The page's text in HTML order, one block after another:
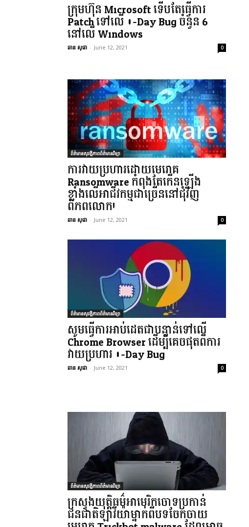
ក្រុមហ៊ុន Microsoft ទើបតែធ្វើការ
Patch ទៅលើ 0-Day Bug ចំនួន 6
នៅលើ Windows
ឆាន សុផា - June 12, 2021 0
ព័ត៌មានសុវត្ថិភាពព័ត៌មានវិទ្យា
ការវាយប្រហារដោយមេរោគ
Ransomware កំពុងតែកើនឡើង
ខ្លាំងលើអាជីវកម្មជាច្រើននៅជុំវិញ
ពិភពលោក!
ឆាន សុផា - June 12, 2021 0
ព័ត៌មានសុវត្ថិភាពព័ត៌មានវិទ្យា
សូមធ្វើការអាប់ដេតជាបន្ទាន់ទៅលើ
Chrome Browser ដើម្បីគេចផុតពីការ
វាយប្រហារ 0-Day Bug
ឆាន សុផា - June 12, 2021 0
ព័ត៌មានសុវត្ថិភាពព័ត៌មានវិទ្យា
ក្រសួងយុត្តិធម៌អាមេរិកចោទប្រកាន់
ជនជាតិឡាវីយ៉ាម្នាក់ពីបទចែកចាយ